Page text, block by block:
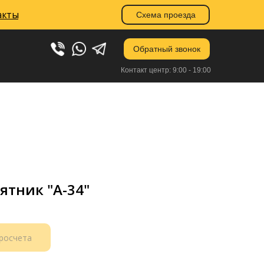
Схема проезда
Схема проезда
Обратный звонок
Контакт центр: 9:00 - 19:00
"А-34"